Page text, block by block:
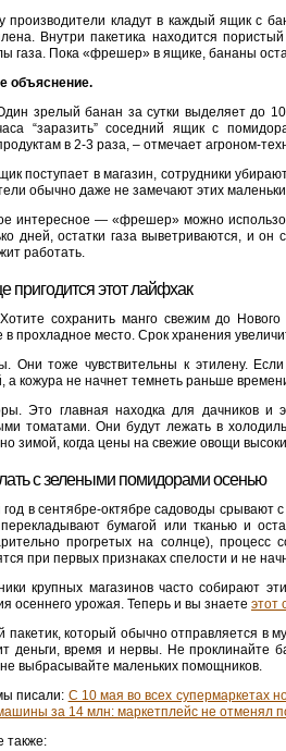
производители кладут в каждый ящик с
Внутри пакетика находится
газа. Пока «фрешер» в ящике, бананы
объяснение.
зрелый банан за сутки выделяет до
“заразить” соседний ящик с
в 2-3 раза, – отмечает агроном-
поступает в магазин, сотрудники
обычно даже не замечают этих
интересное — «фрешер» можно
дней, остатки газа выветриваются, и
работать.
пригодится этот лайфхак
сохранить манго свежим до
в прохладное место. Срок хранения
Они тоже чувствительны к этилену.
а кожура не начнет темнеть раньше
Это главная находка для дачников
томатами. Они будут лежать в
зимой, когда цены на свежие овощи
с зелеными помидорами осенью
в сентябре-октябре садоводы срывают
бумагой или тканью и
прогретых на солнце), процесс
при первых признаках спелости и не
крупных магазинов часто собирают
осеннего урожая. Теперь и вы знаете этот
пакетик, который обычно отправляется в
деньги, время и нервы. Не проклинайте
не выбрасывайте маленьких помощников.
писали: С 10 мая во всех супермаркетах
за 14 млн: маркетплейс не отменял
также: